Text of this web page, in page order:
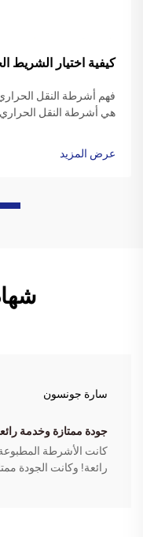
كيفية اختيار الشريط
فهم أشرطة النقل
هي أشرطة النقل
عرض المزيد
سارة جونسون
جودة ممتازة وخدمة
كانت الأشرطة المطبوعة
رائعة! وكانت الجودة